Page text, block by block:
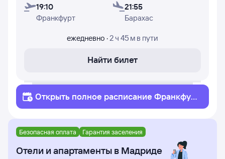
19:10
Франкфурт
21:55
Барахас
ежедневно ·2 ч 45 м в пути
Найти билет
Открыть полное расписание Франкфурт
-на-Майне
Мадрид
Безопасная оплата Гарантия заселения
Отели и апартаменты в Мадриде